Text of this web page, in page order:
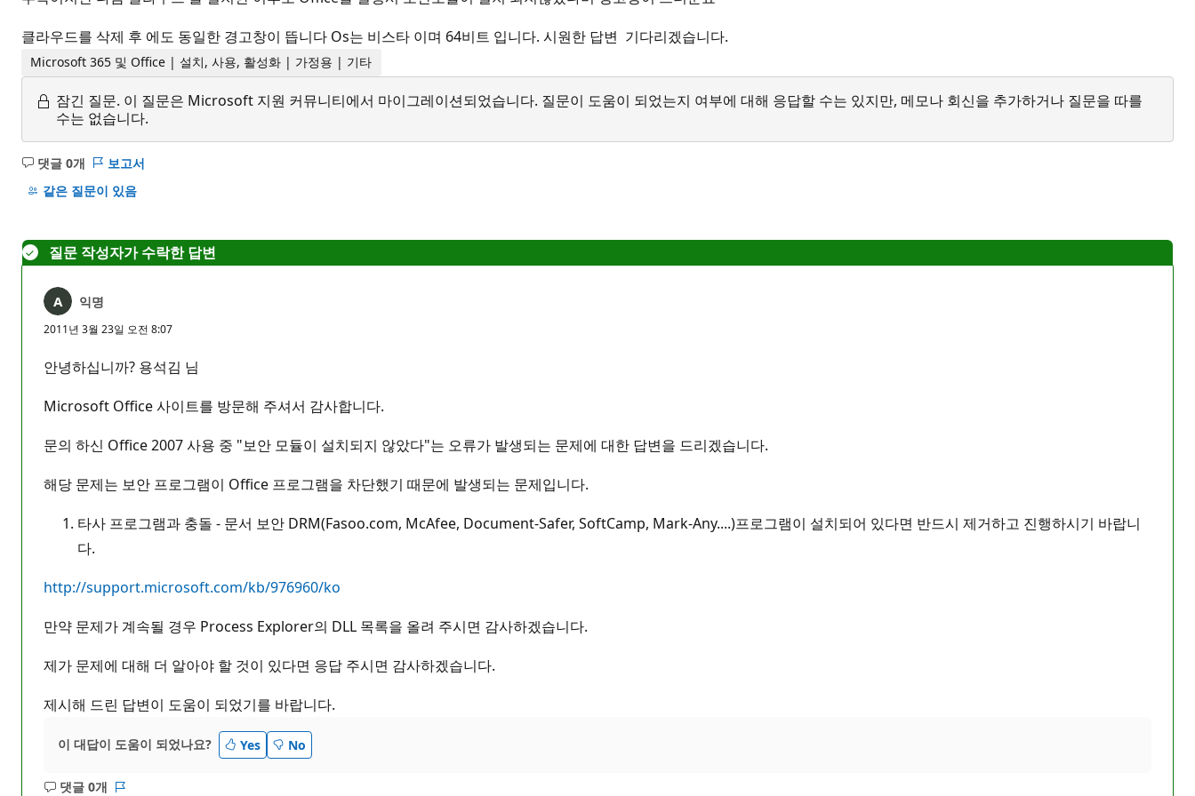
클라우드를 삭제 후 에도 동일한 경고창이 뜹니다 Os는 비스타 이며 64비트 입니다. 시원한 답변 기다리겠습니다.
Microsoft 365 및 Office | 설치, 사용, 활성화 | 가정용 | 기타
잠긴 질문. 이 질문은 Microsoft 지원 커뮤니티에서 마이그레이션되었습니다. 질문이 도움이 되었는지 여부에 대해 응답할 수는 있지만, 메모나 회신을 추가하거나 질문을 따를
수는 없습니다.
댓글 0개
설
명
보고서
같은 질문이 있음
질문 작성자가 수락한 답변
익명
2011년 3월 23일 오전 8:07
안녕하십니까? 용석김 님
Microsoft Office 사이트를 방문해 주셔서 감사합니다.
문의 하신 Office 2007 사용 중 "보안 모듈이 설치되지 않았다"는 오류가 발생되는 문제에 대한 답변을 드리겠습니다.
해당 문제는 보안 프로그램이 Office 프로그램을 차단했기 때문에 발생되는 문제입니다.
타사 프로그램과 충돌 - 문서 보안 DRM(Fasoo.com, McAfee, Document-Safer, SoftCamp, Mark-Any....)프로그램이 설치되어 있다면 반드시 제거하고 진행하시기 바랍니
다.
http://support.microsoft.com/kb/976960/ko
만약 문제가 계속될 경우 Process Explorer의 DLL 목록을 올려 주시면 감사하겠습니다.
제가 문제에 대해 더 알아야 할 것이 있다면 응답 주시면 감사하겠습니다.
제시해 드린 답변이 도움이 되었기를 바랍니다.
이 대답이 도움이 되었나요? Yes No
댓글 0개